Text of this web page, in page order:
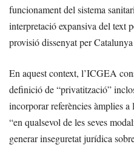
funcionament del sistema
interpretació expansiva del text
provisió dissenyat per
En aquest context, l’ICGEA
definició de “privatització”
incorporar referències àmplies
“en qualsevol de les seves
generar inseguretat jurídica